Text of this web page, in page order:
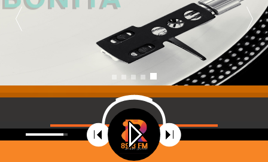
SU RADIO
BONITA
Radio Riobamba Stereo 89.3 FM, Su radio